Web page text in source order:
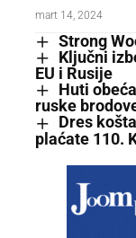
mart 14, 2024
Strong
Ključni
EU i Rusije
Huti
ruske
Dres
plaćate 110.